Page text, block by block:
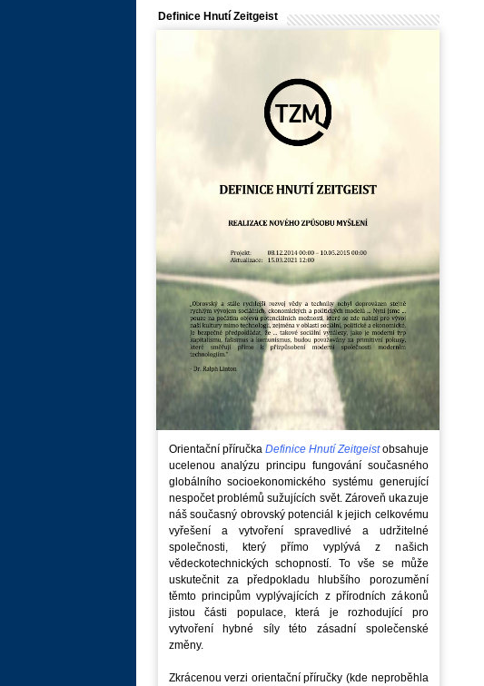
Definice Hnutí Zeitgeist
Orientační příručka Definice Hnutí Zeitgeistobsahuje
ucelenou analýzu principu fungování současného
globálního socioekonomického systému generující
nespočet problémů sužujících svět. Zároveň ukazuje
náš současný obrovský potenciál k jejich celkovému
vyřešení a vytvoření spravedlivé a udržitelné
společnosti, který přímo vyplývá z našich
vědeckotechnických schopností. To vše se může
uskutečnit za předpokladu hlubšího porozumění
těmto principům vyplývajících z přírodních zákonů
jistou části populace, která je rozhodující pro
vytvoření hybné síly této zásadní společenské
změny.
Zkrácenou verzi orientační příručky (kde neproběhla